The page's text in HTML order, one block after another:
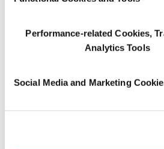
Performance-related Cookies,
Analytics Tools
Social Media and Marketing
BlackRock Saturn Subco, LLC